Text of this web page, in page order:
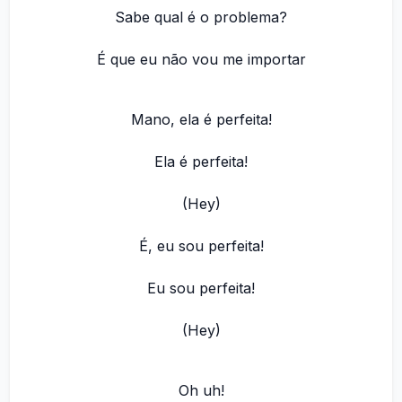
Sabe qual é o problema?
É que eu não vou me importar
Mano, ela é perfeita!
Ela é perfeita!
(Hey)
É, eu sou perfeita!
Eu sou perfeita!
(Hey)
Oh uh!